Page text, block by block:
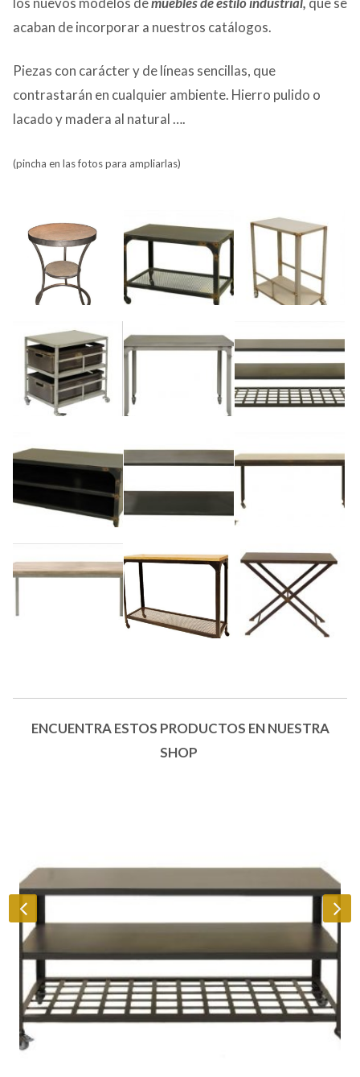
acaban de incorporar a nuestros catálogos.
Piezas con carácter y de líneas sencillas, que
contrastarán en cualquier ambiente. Hierro pulido o
lacado y madera al natural ….
(pincha en las fotos para ampliarlas)
ENCUENTRA ESTOS PRODUCTOS EN NUESTRA
SHOP